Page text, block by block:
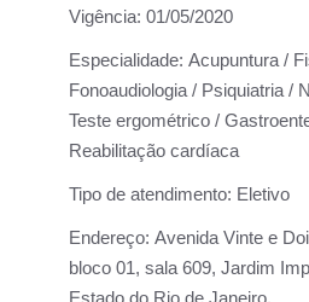
Vigência: 01/05/2020
Especialidade: Acupuntura /
Fonoaudiologia / Psiquiatria /
Teste ergométrico /
Reabilitação cardíaca
Tipo de atendimento: Eletivo
Endereço: Avenida Vinte e
bloco 01, sala 609, Jardim